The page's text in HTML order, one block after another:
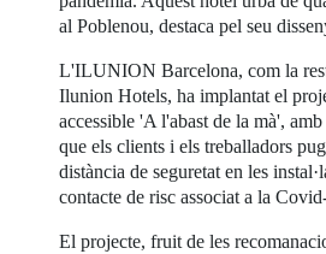
al Poblenou, destaca pel seu
L'ILUNION Barcelona, com la
Ilunion Hotels, ha implantat el
accessible 'A l'abast de la mà',
que els clients i els treballadors
distància de seguretat en les
contacte de risc associat a la
El projecte, fruit de les